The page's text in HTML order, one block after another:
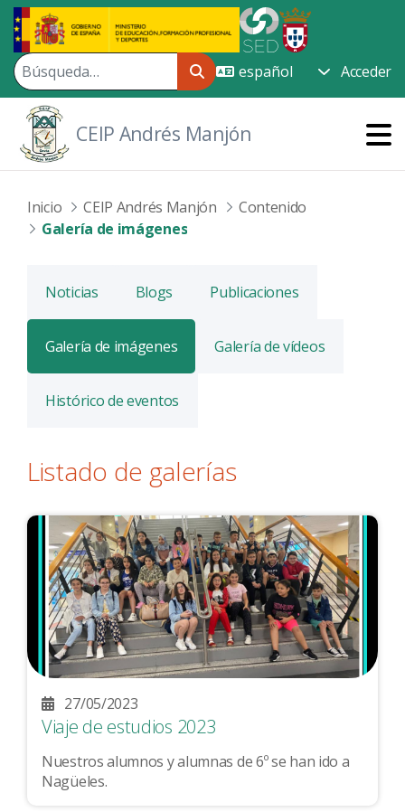
Saltar al contenido principal
Acceder
CEIP Andrés Manjón
Inicio CEIP Andrés Manjón
Contenido
Galería de imágenes
Noticias Blogs Publicaciones
Galería de imágenes Galería de vídeos
Histórico de eventos
Listado de galerías
27/05/2023
Viaje de estudios 2023
Nuestros alumnos y alumnas de 6º se han ido a
Nagüeles.